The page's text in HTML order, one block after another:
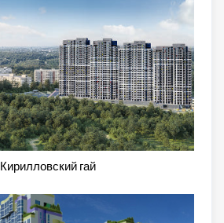
Кирилловский гай